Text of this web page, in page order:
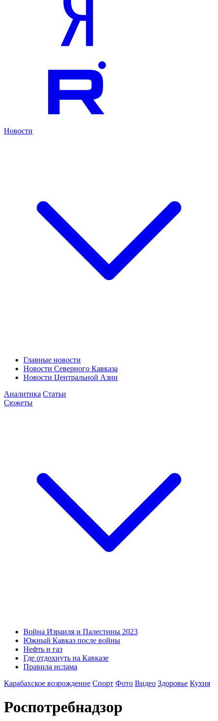
Новости
Главные новости
Новости Северного Кавказа
Новости Центральной Азии
Аналитика Статьи
Сюжеты
Война Израиля и Палестины 2023
Южный Кавказ после войны
Нефть и газ
Где отдохнуть на Кавказе
Правила ислама
Карабахское возрождение Спорт Фото Видео Здоровье Кухня
Роспотребнадзор